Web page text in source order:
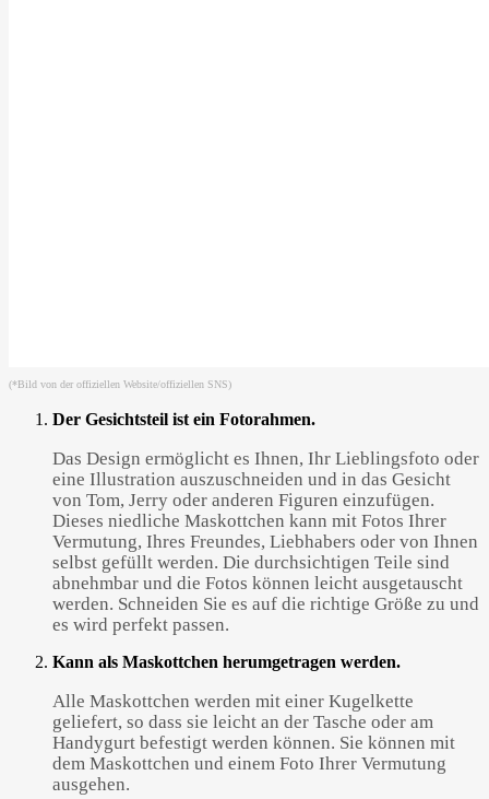
(*Bild von der offiziellen Website/offiziellen SNS)
Der Gesichtsteil ist ein Fotorahmen.
Das Design ermöglicht es Ihnen, Ihr Lieblingsfoto oder
eine Illustration auszuschneiden und in das Gesicht
von Tom, Jerry oder anderen Figuren einzufügen.
Dieses niedliche Maskottchen kann mit Fotos Ihrer
Vermutung, Ihres Freundes, Liebhabers oder von Ihnen
selbst gefüllt werden. Die durchsichtigen Teile sind
abnehmbar und die Fotos können leicht ausgetauscht
werden. Schneiden Sie es auf die richtige Größe zu und
es wird perfekt passen.
Kann als Maskottchen herumgetragen werden.
Alle Maskottchen werden mit einer Kugelkette
geliefert, so dass sie leicht an der Tasche oder am
Handygurt befestigt werden können. Sie können mit
dem Maskottchen und einem Foto Ihrer Vermutung
ausgehen.